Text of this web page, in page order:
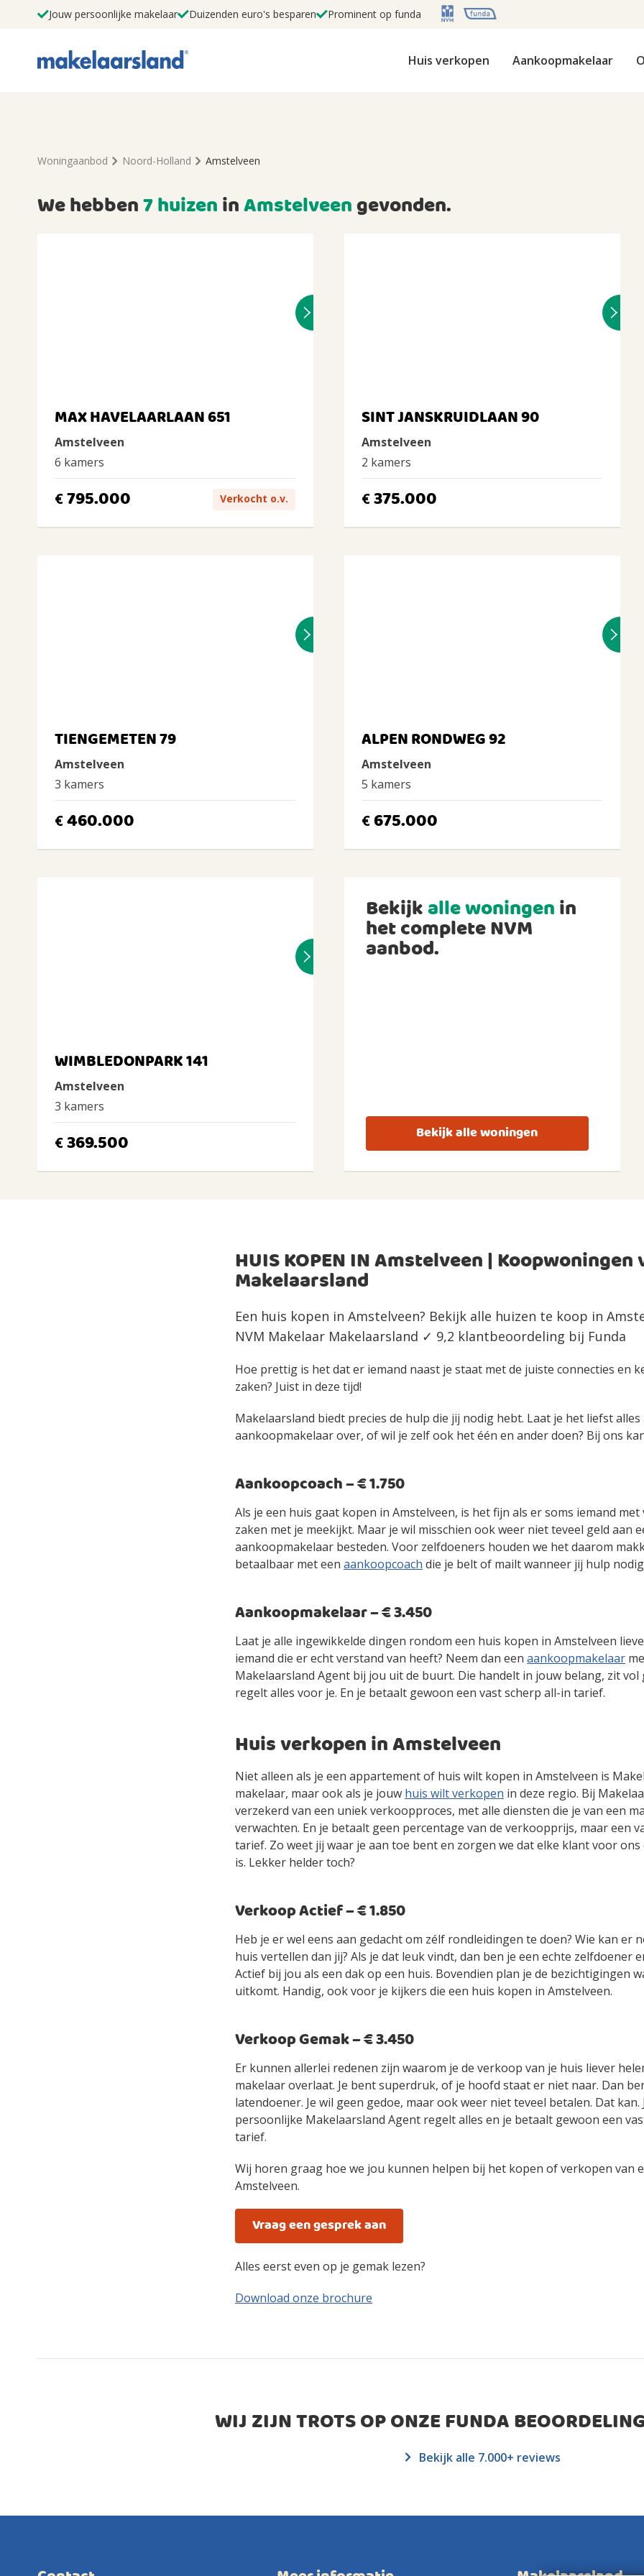
Jouw persoonlijke makelaar Duizenden euro's besparen Prominent op funda
Huis verkopen Aankoopmakelaar
Woningaanbod Noord-Holland Amstelveen
We hebben7 huizeninAmstelveengevonden.
MAX HAVELAARLAAN 651
Amstelveen
6 kamers
€795.000 Verkocht o.v.
SINT JANSKRUIDLAAN 90
Amstelveen
2 kamers
€375.000
TIENGEMETEN 79
Amstelveen
3 kamers
€460.000
ALPEN RONDWEG 92
Amstelveen
5 kamers
€675.000
WIMBLEDONPARK 141
Amstelveen
3 kamers
€369.500
Bekijkalle woningenin
het complete NVM
aanbod.
Bekijk alle woningen
HUIS KOPEN IN Amstelveen | Koopwoningen
Makelaarsland
Een huis kopen in Amstelveen? Bekijk alle huizen te koop in
NVM Makelaar Makelaarsland ✓ 9,2 klantbeoordeling bij Funda
Hoe prettig is het dat er iemand naast je staat met de juiste connecties en
zaken? Juist in deze tijd!
Makelaarsland biedt precies de hulp die jij nodig hebt. Laat je het liefst alles
aankoopmakelaar over, of wil je zelf ook het één en ander doen? Bij ons
Aankoopcoach – € 1.750
Als je een huis gaat kopen in Amstelveen, is het fijn als er soms iemand
zaken met je meekijkt. Maar je wil misschien ook weer niet teveel geld aan
aankoopmakelaar besteden. Voor zelfdoeners houden we het daarom
betaalbaar met een aankoopcoach die je belt of mailt wanneer jij hulp
Aankoopmakelaar – € 3.450
Laat je alle ingewikkelde dingen rondom een huis kopen in Amstelveen
iemand die er echt verstand van heeft? Neem dan een aankoopmakelaar
Makelaarsland Agent bij jou uit de buurt. Die handelt in jouw belang, zit vol
regelt alles voor je. En je betaalt gewoon een vast scherp all-in tarief.
Huis verkopen in Amstelveen
Niet alleen als je een appartement of huis wilt kopen in Amstelveen is
makelaar, maar ook als je jouw huis wilt verkopen in deze regio. Bij
verzekerd van een uniek verkoopproces, met alle diensten die je van een
verwachten. En je betaalt geen percentage van de verkoopprijs, maar een
tarief. Zo weet jij waar je aan toe bent en zorgen we dat elke klant voor
is. Lekker helder toch?
Verkoop Actief – € 1.850
Heb je er wel eens aan gedacht om zélf rondleidingen te doen? Wie kan er
huis vertellen dan jij? Als je dat leuk vindt, dan ben je een echte zelfdoener
Actief bij jou als een dak op een huis. Bovendien plan je de bezichtigingen
uitkomt. Handig, ook voor je kijkers die een huis kopen in Amstelveen.
Verkoop Gemak – € 3.450
Er kunnen allerlei redenen zijn waarom je de verkoop van je huis liever
makelaar overlaat. Je bent superdruk, of je hoofd staat er niet naar. Dan
latendoener. Je wil geen gedoe, maar ook weer niet teveel betalen. Dat kan.
persoonlijke Makelaarsland Agent regelt alles en je betaalt gewoon een
tarief.
Wij horen graag hoe we jou kunnen helpen bij het kopen of verkopen van
Amstelveen.
Vraag een gesprek aan
Alles eerst even op je gemak lezen?
Download onze brochure
WIJ ZIJN TROTS OP ONZE FUNDA
Bekijk alle 7.000+ reviews